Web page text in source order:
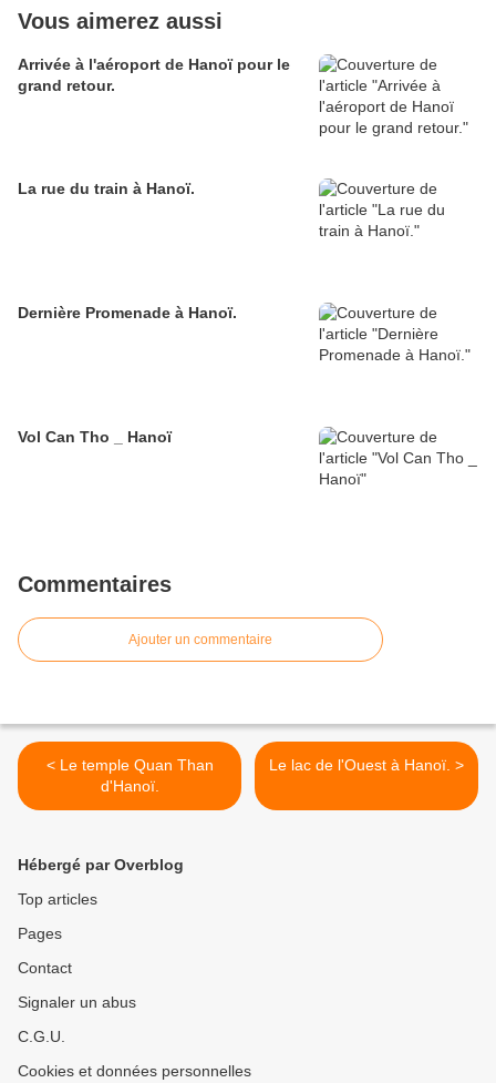
Vous aimerez aussi
Arrivée à l'aéroport de Hanoï pour le
grand retour.
La rue du train à Hanoï.
Dernière Promenade à Hanoï.
Vol Can Tho _ Hanoï
Commentaires
Ajouter un commentaire
< Le temple Quan Than
d'Hanoï.
Le lac de l'Ouest à Hanoï. >
Hébergé par Overblog
Top articles
Pages
Contact
Signaler un abus
C.G.U.
Cookies et données personnelles